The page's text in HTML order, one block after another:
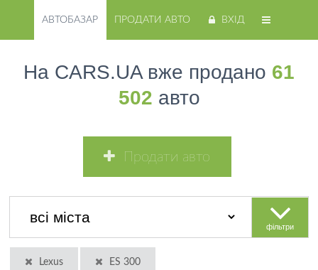
АВТОБАЗАР ПРОДАТИ АВТО ВХІД
На CARS.UA вже продано 61
502 авто
Продати авто
фільтри
Lexus ES 300